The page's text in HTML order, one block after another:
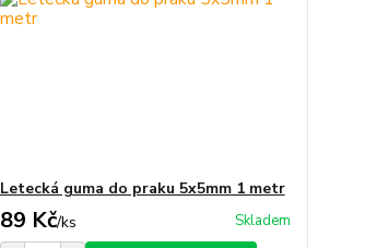
Letecká guma do praku 5x5mm 1 metr
89 Kč/ks Skladem